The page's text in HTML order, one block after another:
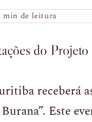
min de leitura
do
receberá
Este